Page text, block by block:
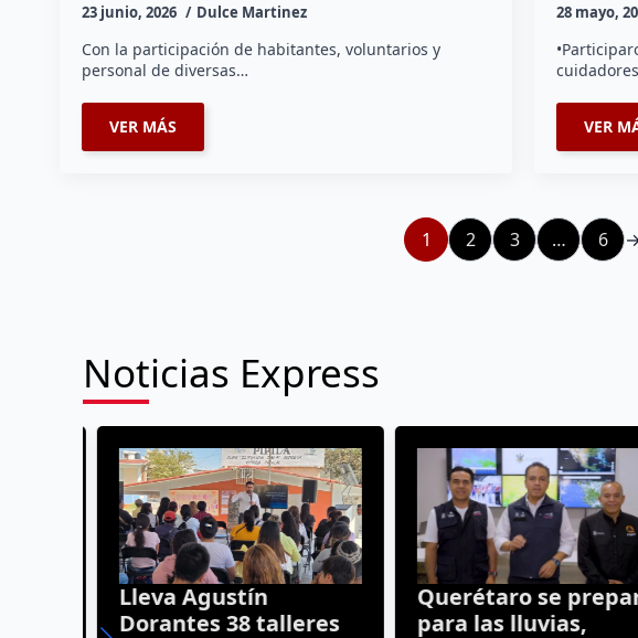
23 junio, 2026 Dulce Martinez
Con la participación de habitantes, voluntarios y
personal de diversas…
VER MÁS
28 mayo,
VER
1 2 3 … 6
Noticias Express
Lleva Agustín
Dorantes 38 talleres
Querétaro se
para las lluvias,